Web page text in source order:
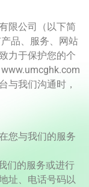
限公司（以下简
产品、服务、网站
力于保护您的个
与我们沟通时，
您与我们的服务
们的服务或进行
址、电话号码以